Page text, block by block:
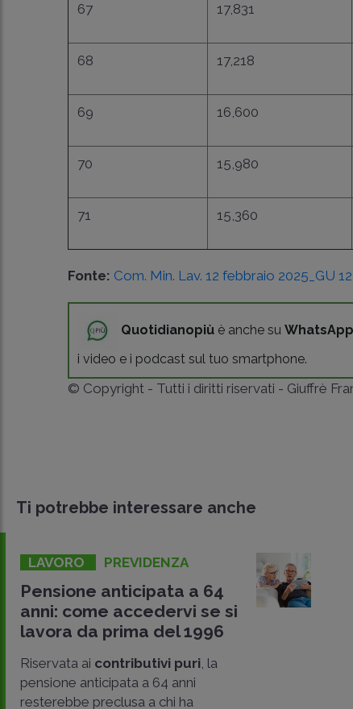
67 17,831
68 17,218
69 16,600
70 15,980
71 15,360
Fonte: Com. Min. Lav. 12 febbraio 2025_GU
Quotidianopiù è anche suWhatsApp
i video e i podcast sul tuo smartphone.
© Copyright - Tutti i diritti riservati - Giuffrè
Ti potrebbe interessare anche
LAVORO PREVIDENZA
Pensione anticipata a 64
anni: come accedervi se si
lavora da prima del 1996
Riservata ai contributivi puri, la
pensione anticipata a 64 anni
resterebbe preclusa a chi ha